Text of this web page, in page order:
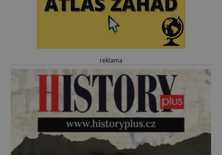
reklama